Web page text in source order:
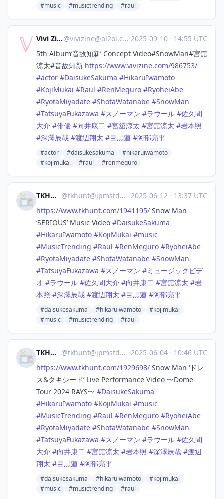
#music
#musictrending #raul
Vivi Zine@vivizine@ol2ol.com ·2025-09-10 · 14:55 UTC
5th Album’音故知新’ Concept Video#SnowMan#宮舘
涼太#音故知新 https://www.vivizine.com/986753/
#actor #DaisukeSakuma #HikaruIwamoto
#KojiMukai #Raul #RenMeguro #RyoheiAbe
#RyotaMiyadate #ShotaWatanabe #SnowMan
#TatsuyaFukazawa #スノーマン #ラウール #佐久間
大介 #俳優 #向井康二 #宮舘涼太 #宮舘涼太 #岩本照
#深澤辰哉 #渡辺翔太 #目黒蓮 #阿部亮平
#actor #daisukesakuma
#hikaruiwamoto
#kojimukai
#raul #renmeguro
TKHUNT @tkhunt@jpmstdn.com ·2025-06-12 · 13:37 UTC
https://www.tkhunt.com/1941195/ Snow Man
‘SERIOUS’ Music Video #DaisukeSakuma
#HikaruIwamoto #KojiMukai #music
#MusicTrending #Raul #RenMeguro #RyoheiAbe
#RyotaMiyadate #ShotaWatanabe #SnowMan
#TatsuyaFukazawa #スノーマン #ミュージックビデ
オ #ラウール #佐久間大介 #向井康二 #宮舘涼太 #岩
本照 #深澤辰哉 #渡辺翔太 #目黒蓮 #阿部亮平
#daisukesakuma #hikaruiwamoto
#kojimukai
#music
#musictrending #raul
TKHUNT @tkhunt@jpmstdn.com ·2025-06-04 · 10:46 UTC
https://www.tkhunt.com/1929698/ Snow Man ‘ドレ
ス&タキシード’ Live Performance Video 〜Dome
Tour 2024 RAYS〜 #DaisukeSakuma
#HikaruIwamoto #KojiMukai #music
#MusicTrending #Raul #RenMeguro #RyoheiAbe
#RyotaMiyadate #ShotaWatanabe #SnowMan
#TatsuyaFukazawa #スノーマン #ラウール #佐久間
大介 #向井康二 #宮舘涼太 #岩本照 #深澤辰哉 #渡辺
翔太 #目黒蓮 #阿部亮平
#daisukesakuma #hikaruiwamoto
#kojimukai
#music
#musictrending #raul